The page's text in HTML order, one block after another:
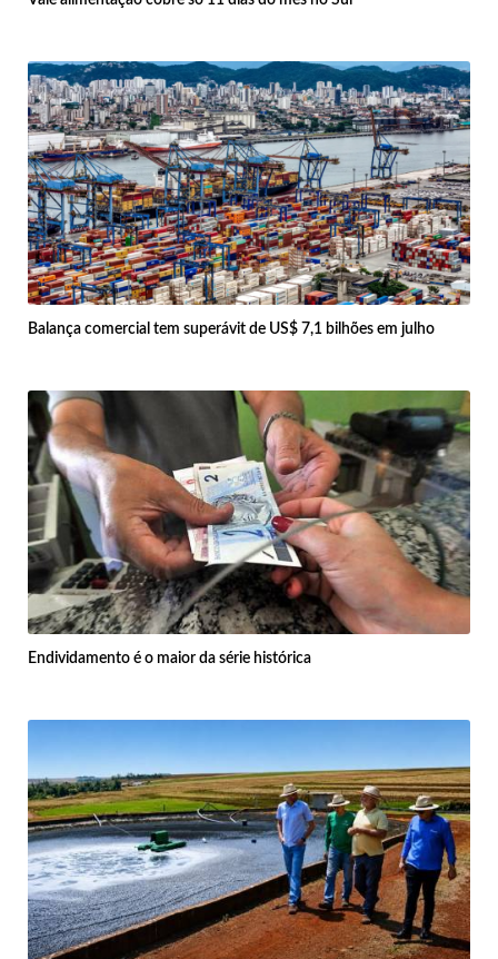
Balança comercial tem superávit de US$ 7,1 bilhões em julho
Endividamento é o maior da série histórica